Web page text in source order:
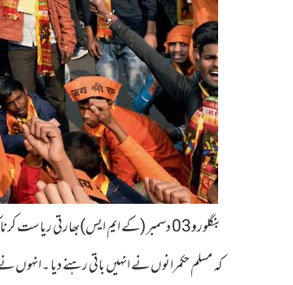
بنگلورو03 دسمبر (کے ایم ایس)بھارتی
کہ مسلم حکمرانوں نے انہیں باتی رہنے دیا ۔انہوں